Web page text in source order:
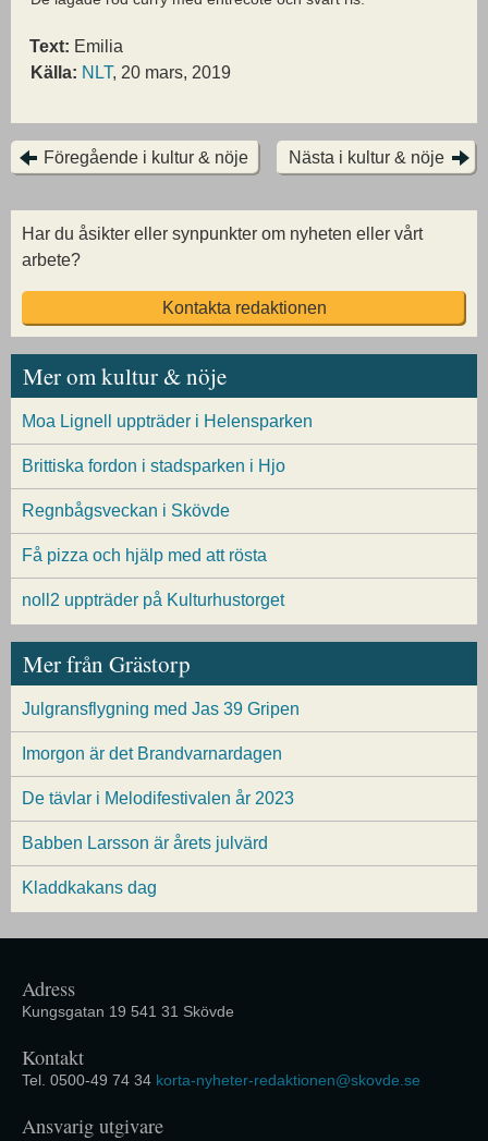
Text: Emilia
Källa: NLT, 20 mars, 2019
Föregående i kultur & nöje Nästa i kultur & nöje
Har du åsikter eller synpunkter om nyheten eller vårt
arbete?
Kontakta redaktionen
Mer om kultur & nöje
Moa Lignell uppträder i Helensparken
Brittiska fordon i stadsparken i Hjo
Regnbågsveckan i Skövde
Få pizza och hjälp med att rösta
noll2 uppträder på Kulturhustorget
Mer från Grästorp
Julgransflygning med Jas 39 Gripen
Imorgon är det Brandvarnardagen
De tävlar i Melodifestivalen år 2023
Babben Larsson är årets julvärd
Kladdkakans dag
Adress
Kungsgatan 19 541 31 Skövde
Kontakt
Tel. 0500-49 74 34 korta-nyheter-redaktionen@skovde.se
Ansvarig utgivare